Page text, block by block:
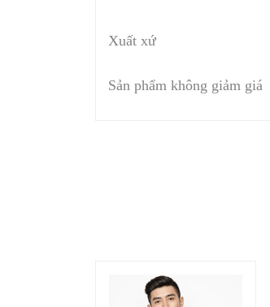
Xuất xứ
Sản phẩm không giảm giá